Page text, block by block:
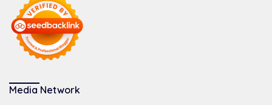
Media Network